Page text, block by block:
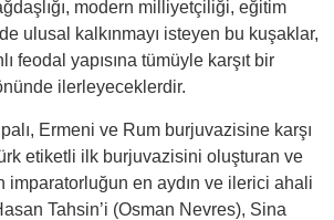
modern milliyetçiliği, eğitim
ulusal kalkınmayı isteyen bu kuşaklar,
feodal yapısına tümüyle karşıt bir
ilerleyeceklerdir.
Ermeni ve Rum burjuvazisine karşı
etiketli ilk burjuvazisini oluşturan ve
imparatorluğun en aydın ve ilerici ahali
Tahsin’i (Osman Nevres), Sina